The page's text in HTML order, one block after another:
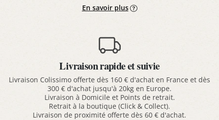
En savoir plus
Livraison rapide et suivie
Livraison Colissimo offerte dès 160 € d'achat en France et dès
300 € d'achat jusqu'à 20kg en Europe.
Livraison à Domicile et Points de retrait.
Retrait à la boutique (Click & Collect).
Livraison de proximité offerte dès 60 € d'achat.